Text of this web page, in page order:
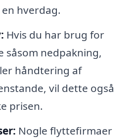
hverdag.
Hvis du har brug for
såsom nedpakning,
håndtering af
vil dette også
prisen.
Nogle flyttefirmaer